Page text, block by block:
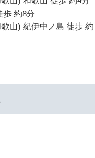
歩 約8分
山) 紀伊中ノ島 徒歩 約